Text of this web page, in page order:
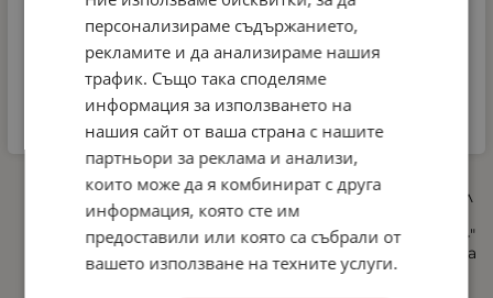
Автомобилна аптечка
DIN 13164-2022 +
светлоотразителна
жилетка и авариен
триъгълник –
Европейски стандарт,
Професионална
пянообразуваща дюза 1 л
за водоструйка, Foam
Cannon, Quick Connect 1/4"
- регулиране на струята
и концентрацията на
персонализираме съдържанието,
рекламите и да анализираме нашия
трафик. Също така споделяме
информация за използването на
нашия сайт от ваша страна с нашите
партньори за реклама и анализи,
които може да я комбинират с друга
информация, която сте им
предоставили или която са събрали от
вашето използване на техните услуги.